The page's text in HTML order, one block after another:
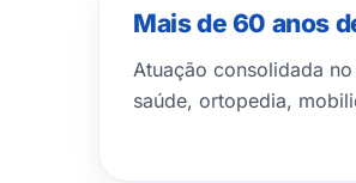
Mais de 60 anos
Atuação consolidada
saúde, ortopedia,